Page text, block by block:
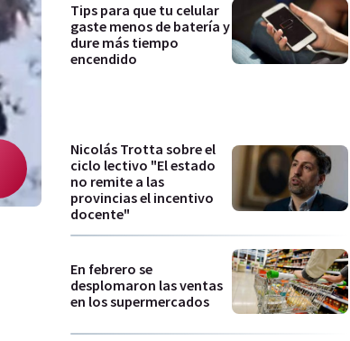
Tips para que tu celular
gaste menos de batería y
dure más tiempo
encendido
Nicolás Trotta sobre el
ciclo lectivo "El estado
no remite a las
provincias el incentivo
docente"
En febrero se
desplomaron las ventas
en los supermercados